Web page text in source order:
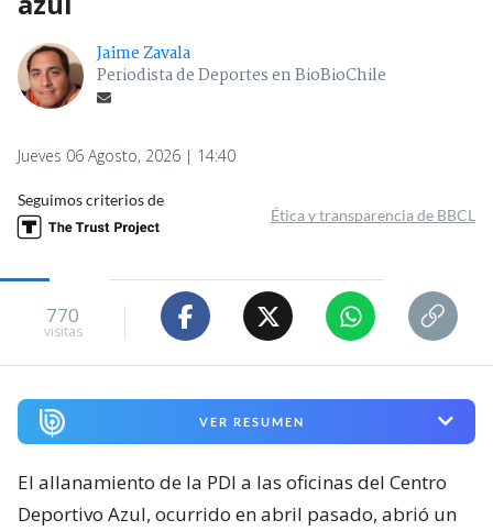
Jaime Zavala
Periodista de Deportes en BioBioChile
Jueves 06 Agosto, 2026 | 14:40
Seguimos criterios de
Ética y transparencia de BBCL
770
visitas
VER RESUMEN
El allanamiento de la PDI a las oficinas del Centro
Deportivo Azul, ocurrido en abril pasado, abrió un